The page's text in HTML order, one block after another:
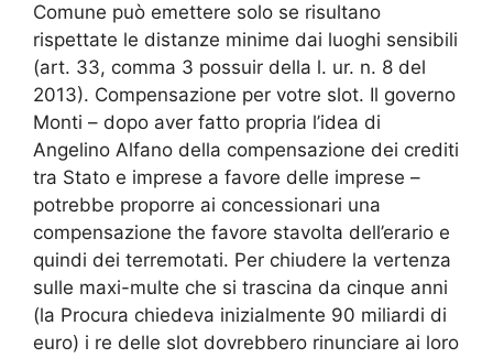
Comune può emettere solo se risultano
rispettate le distanze minime dai luoghi sensibili
(art. 33, comma 3 possuir della l. ur. n. 8 del
2013). Compensazione per votre slot. Il governo
Monti – dopo aver fatto propria l’idea di
Angelino Alfano della compensazione dei crediti
tra Stato e imprese a favore delle imprese –
potrebbe proporre ai concessionari una
compensazione the favore stavolta dell’erario e
quindi dei terremotati. Per chiudere la vertenza
sulle maxi-multe che si trascina da cinque anni
(la Procura chiedeva inizialmente 90 miliardi di
euro) i re delle slot dovrebbero rinunciare ai loro